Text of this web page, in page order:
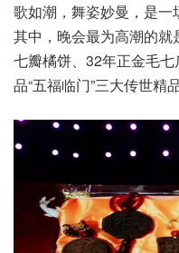
歌如潮，舞姿妙曼，是一
其中，晚会最为高潮的
七瓣橘饼、32年正金毛
品“五福临门”三大传世精